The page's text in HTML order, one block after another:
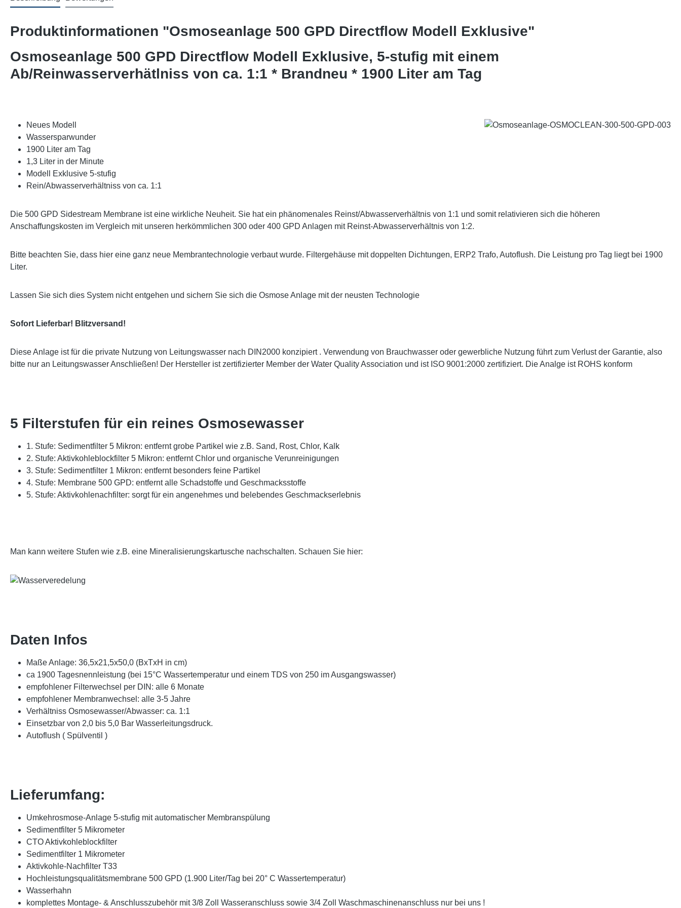
Produktinformationen "Osmoseanlage 500 GPD Directflow Modell Exklusive"
Osmoseanlage 500 GPD Directflow Modell Exklusive, 5-stufig mit einem
Ab/Reinwasserverhätlniss von ca. 1:1 * Brandneu * 1900 Liter am Tag
Neues Modell
Wassersparwunder
1900 Liter am Tag
1,3 Liter in der Minute
Modell Exklusive 5-stufig
Rein/Abwasserverhältniss von ca. 1:1
Die 500 GPD Sidestream Membrane ist eine wirkliche Neuheit. Sie hat ein phänomenales Reinst/Abwasserverhältnis von 1:1 und somit relativieren sich die höheren
Anschaffungskosten im Vergleich mit unseren herkömmlichen 300 oder 400 GPD Anlagen mit Reinst-Abwasserverhältnis von 1:2.
Bitte beachten Sie, dass hier eine ganz neue Membrantechnologie verbaut wurde. Filtergehäuse mit doppelten Dichtungen, ERP2 Trafo, Autoflush. Die Leistung pro Tag liegt bei 1900
Liter.
Lassen Sie sich dies System nicht entgehen und sichern Sie sich die Osmose Anlage mit der neusten Technologie
Sofort Lieferbar! Blitzversand!
Diese Anlage ist für die private Nutzung von Leitungswasser nach DIN2000 konzipiert . Verwendung von Brauchwasser oder gewerbliche Nutzung führt zum Verlust der Garantie, also
bitte nur an Leitungswasser Anschließen! Der Hersteller ist zertifizierter Member der Water Quality Association und ist ISO 9001:2000 zertifiziert. Die Analge ist ROHS konform
5 Filterstufen für ein reines Osmosewasser
1. Stufe: Sedimentfilter 5 Mikron: entfernt grobe Partikel wie z.B. Sand, Rost, Chlor, Kalk
2. Stufe: Aktivkohleblockfilter 5 Mikron: entfernt Chlor und organische Verunreinigungen
3. Stufe: Sedimentfilter 1 Mikron: entfernt besonders feine Partikel
4. Stufe: Membrane 500 GPD: entfernt alle Schadstoffe und Geschmacksstoffe
5. Stufe: Aktivkohlenachfilter: sorgt für ein angenehmes und belebendes Geschmackserlebnis
Man kann weitere Stufen wie z.B. eine Mineralisierungskartusche nachschalten. Schauen Sie hier:
Daten Infos
Maße Anlage: 36,5x21,5x50,0 (BxTxH in cm)
ca 1900 Tagesnennleistung (bei 15°C Wassertemperatur und einem TDS von 250 im Ausgangswasser)
empfohlener Filterwechsel per DIN: alle 6 Monate
empfohlener Membranwechsel: alle 3-5 Jahre
Verhältniss Osmosewasser/Abwasser: ca. 1:1
Einsetzbar von 2,0 bis 5,0 Bar Wasserleitungsdruck.
Autoflush ( Spülventil )
Lieferumfang:
Umkehrosmose-Anlage 5-stufig mit automatischer Membranspülung
Sedimentfilter 5 Mikrometer
CTO Aktivkohleblockfilter
Sedimentfilter 1 Mikrometer
Aktivkohle-Nachfilter T33
Hochleistungsqualitätsmembrane 500 GPD (1.900 Liter/Tag bei 20° C Wassertemperatur)
Wasserhahn
komplettes Montage- & Anschlusszubehör mit 3/8 Zoll Wasseranschluss sowie 3/4 Zoll Waschmaschinenanschluss nur bei uns !